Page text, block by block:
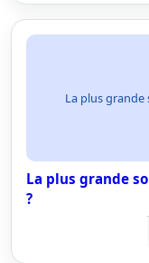
La plus grande
La plus grande
?